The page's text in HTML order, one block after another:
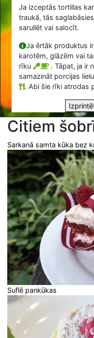
Ja izceptās tortillas
traukā, tās
sarullēt vai salocīt.
Ja ērtāk produktus
karotēm, glāzēm vai
rīku
. Tāpat, ja ir
samazināt porcijas
. Abi šie rīki atrodas
Citiem
Sarkanā samta kūka bez
Suflē pankūkas